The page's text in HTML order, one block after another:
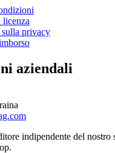
licenza
privacy
aziendali
indipendente del nostro